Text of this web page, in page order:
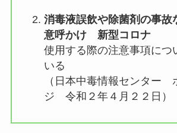
消毒液誤飲や除菌剤の事故
意呼かけ 新型コロナ
使用する際の注意事項につ
いる
（日本中毒情報センター
ジ 令和２年４月２２日）